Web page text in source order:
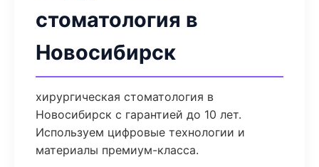
стоматология в
Новосибирск
хирургическая стоматология в
Новосибирск с гарантией до 10 лет.
Используем цифровые технологии и
материалы премиум-класса.